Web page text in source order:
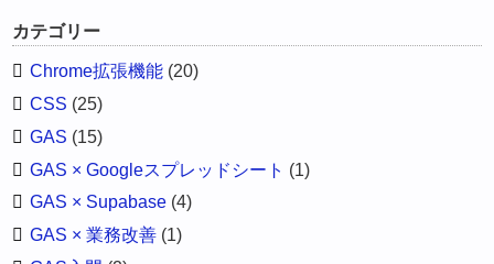
カテゴリー
Chrome拡張機能 (20)
CSS (25)
GAS (15)
GAS × Googleスプレッドシート (1)
GAS × Supabase (4)
GAS × 業務改善 (1)